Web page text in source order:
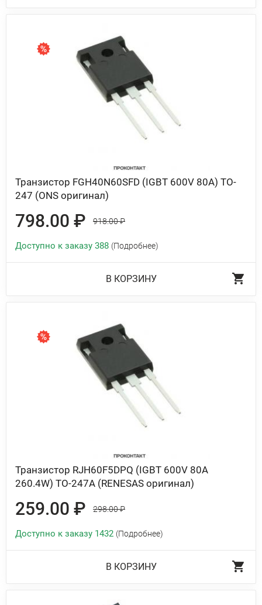
Транзистор FGH40N60SFD (IGBT 600V 80A) TO-
247 (ONS оригинал)
798.00 ₽ 918.00 ₽
Доступно к заказу 388 (Подробнее)
В КОРЗИНУ
Транзистор RJH60F5DPQ (IGBT 600V 80A
260.4W) TO-247A (RENESAS оригинал)
259.00 ₽ 298.00 ₽
Доступно к заказу 1432 (Подробнее)
В КОРЗИНУ